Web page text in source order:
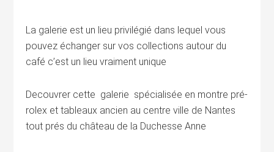
La galerie est un lieu privilégié dans lequel vous
pouvez échanger sur vos collections autour du
café c’est un lieu vraiment unique
Decouvrer cette galerie spécialisée en montre pré-
rolex et tableaux ancien au centre ville de Nantes
tout prés du château de la Duchesse Anne